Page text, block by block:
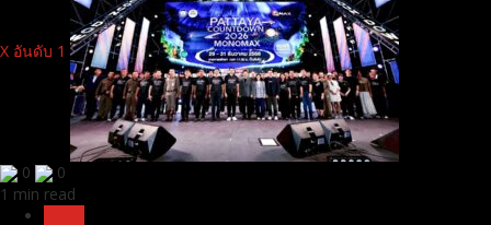
X อันดับ 1
0
0
1 min read